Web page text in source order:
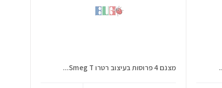
מצנם 4 פרוסות בעיצוב רטרו Smeg T...